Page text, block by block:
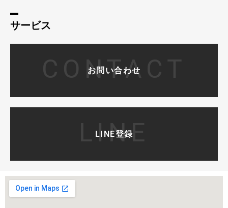
サービス
CONTACT
お問い合わせ
LINE
LINE登録